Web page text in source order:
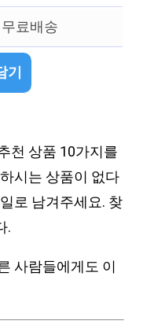
무료배송
기
천 상품 10가지를
시는 상품이 없다
로 남겨주세요. 찾
.
사람들에게도 이